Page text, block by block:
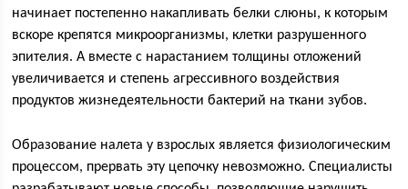
начинает постепенно накапливать белки слюны, к которым
вскоре крепятся микроорганизмы, клетки разрушенного
эпителия. А вместе с нарастанием толщины отложений
увеличивается и степень агрессивного воздействия
продуктов жизнедеятельности бактерий на ткани зубов.
Образование налета у взрослых является физиологическим
процессом, прервать эту цепочку невозможно. Специалисты